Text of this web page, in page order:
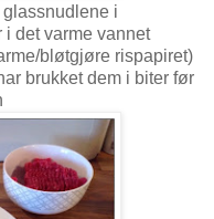
i
i det varme vannet
bløtgjøre rispapiret)
brukket dem i biter før